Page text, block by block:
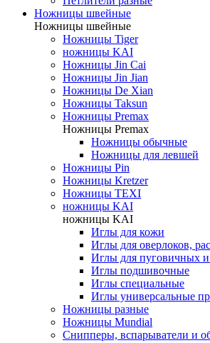
Ножницы швейные
Ножницы швейные
Ножницы Tiger
ножницы KAI
Ножницы Jin Cai
Ножницы Jin Jian
Ножницы De Xian
Ножницы Taksun
Ножницы Premax
Ножницы Premax
Ножницы обычные
Ножницы для левшей
Ножницы Pin
Ножницы Kretzer
Ножницы TEXI
ножницы KAI
ножницы KAI
Иглы для кожи
Иглы для оверлоков,
Иглы для пуговичных
Иглы подшивочные
Иглы специальные
Иглы универсальные
Ножницы разные
Ножницы Mundial
Снипперы, вспарыватели и